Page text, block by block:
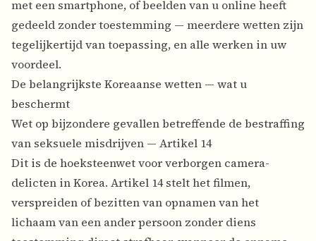
met een smartphone, of beelden van u online heeft
gedeeld zonder toestemming — meerdere wetten zijn
tegelijkertijd van toepassing, en alle werken in uw
voordeel.
De belangrijkste Koreaanse wetten — wat u
beschermt
Wet op bijzondere gevallen betreffende de bestraffing
van seksuele misdrijven — Artikel 14
Dit is de hoeksteenwet voor verborgen camera-
delicten in Korea. Artikel 14 stelt het filmen,
verspreiden of bezitten van opnamen van het
lichaam van een ander persoon zonder diens